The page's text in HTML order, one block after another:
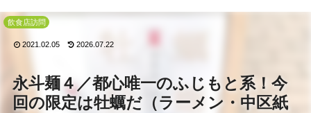
永斗麺４／都心唯一のふじもと系！今
回の限定は牡蠣だ（ラーメン・中区紙
飲食店訪問
2021.02.05 2026.07.22